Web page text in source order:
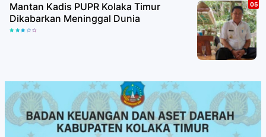
Mantan Kadis PUPR Kolaka Timur
Dikabarkan Meninggal Dunia